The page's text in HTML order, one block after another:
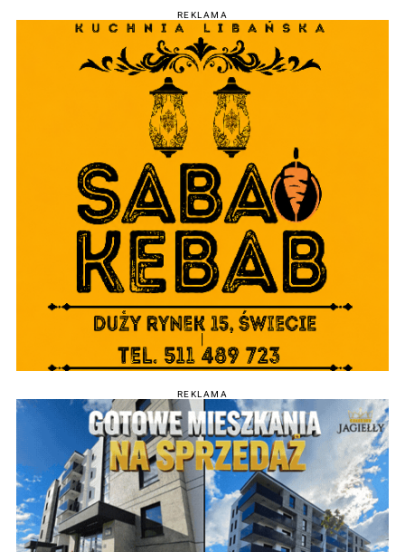
REKLAMA
REKLAMA